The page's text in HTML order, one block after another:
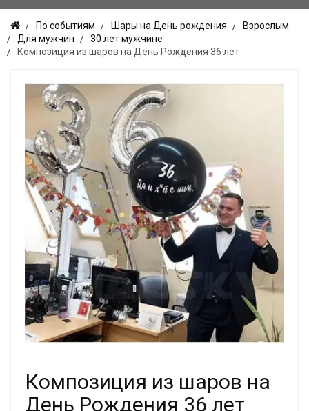
По событиям Шары на День рождения
Взрослым
Для мужчин
30 лет мужчине
Композиция из шаров на День Рождения 36 лет
Композиция из шаров на
День Рождения 36 лет